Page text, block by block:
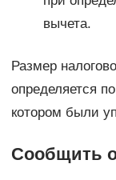
вычета.
Размер
определяется
котором были
Сообщить